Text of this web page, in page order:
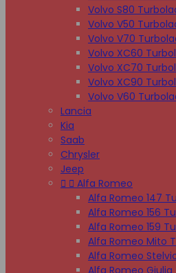
Volvo S80
Volvo V50
Volvo V70
Volvo XC60
Volvo XC70
Volvo XC90
Volvo V60
Lancia
Kia
Saab
Chrysler
Jeep
  Alfa Romeo
Alfa Romeo 147
Alfa Romeo 156
Alfa Romeo 159
Alfa Romeo Mito
Alfa Romeo
Alfa Romeo